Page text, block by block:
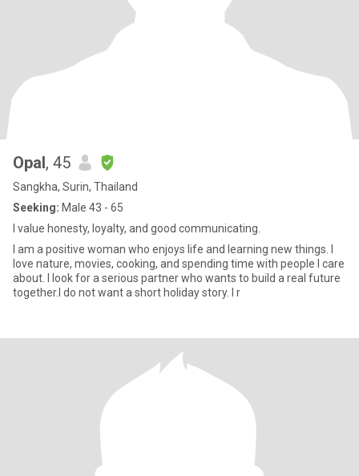
Opal, 45
Sangkha, Surin, Thailand
Seeking: Male 43 - 65
I value honesty, loyalty, and good communicating.
I am a positive woman who enjoys life and learning new things. I
love nature, movies, cooking, and spending time with people I care
about. I look for a serious partner who wants to build a real future
together.I do not want a short holiday story. I r